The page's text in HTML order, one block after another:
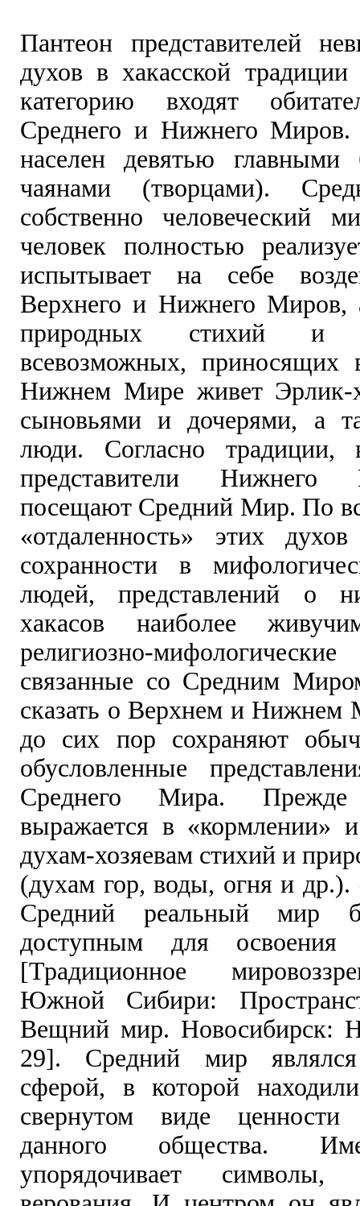
Пантеон представителей
духов в хакасской
категорию входят
Среднего и Нижнего
населен девятью главными
чаянами (творцами).
собственно человеческий
человек полностью
испытывает на себе
Верхнего и Нижнего Миров,
природных стихий и
всевозможных, приносящих
Нижнем Мире живет Эрлик-
сыновьями и дочерями, а
люди. Согласно традиции,
представители
посещают Средний Мир. По
«отдаленность» этих
сохранности в
людей, представлений о
хакасов наиболее
религиозно-
связанные со Средним
сказать о Верхнем и Нижнем
до сих пор сохраняют
обусловленные
Среднего Мира.
выражается в «кормлении»
духам-хозяевам стихий и
(духам гор, воды, огня и др.).
Средний реальный мир
доступным для освоения
[Традиционное
Южной Сибири:
Вещний мир. Новосибирск:
29]. Средний мир являлся
сферой, в которой
свернутом виде
данного общества.
упорядочивает